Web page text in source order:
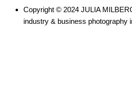
Copyright © 2024 JULIA
industry & business photography